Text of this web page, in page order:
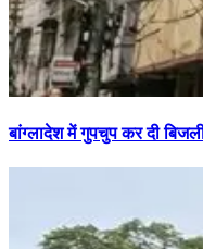
बांग्लादेश में गुपचुप कर दी